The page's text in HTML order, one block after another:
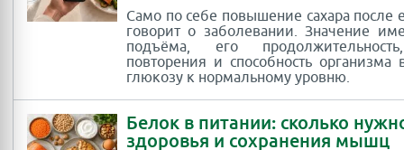
Само по себе повышение сахара после
говорит о заболевании. Значение
подъёма, его
повторения и способность организма
глюкозу к нормальному уровню.
Белок в питании: сколько
здоровья и сохранения мышц